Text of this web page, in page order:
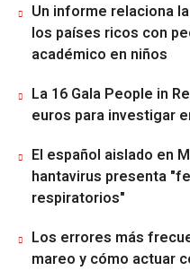
Un informe relaciona
los países ricos con
académico en niños
La 16 Gala People in
euros para investigar
El español aislado en
hantavirus presenta
respiratorios"
Los errores más
mareo y cómo actuar